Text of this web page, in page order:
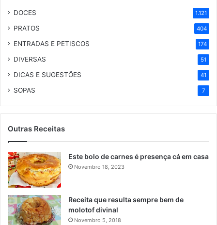
DOCES 1.121
PRATOS 404
ENTRADAS E PETISCOS 174
DIVERSAS 51
DICAS E SUGESTÕES 41
SOPAS 7
Outras Receitas
Este bolo de carnes é presença cá em casa
Novembro 18, 2023
Receita que resulta sempre bem de
molotof divinal
Novembro 5, 2018